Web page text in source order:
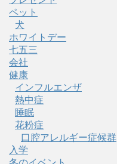
ペット
犬
ホワイトデー
七五三
会社
健康
インフルエンザ
熱中症
睡眠
花粉症
口腔アレルギー症候群
入学